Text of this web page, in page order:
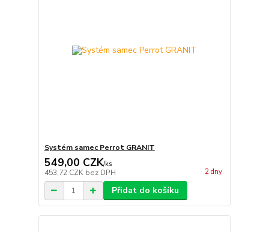
Systém samec Perrot GRANIT
549,00 CZK/ks
453,72 CZK bez DPH 2 dny
Přidat do košíku